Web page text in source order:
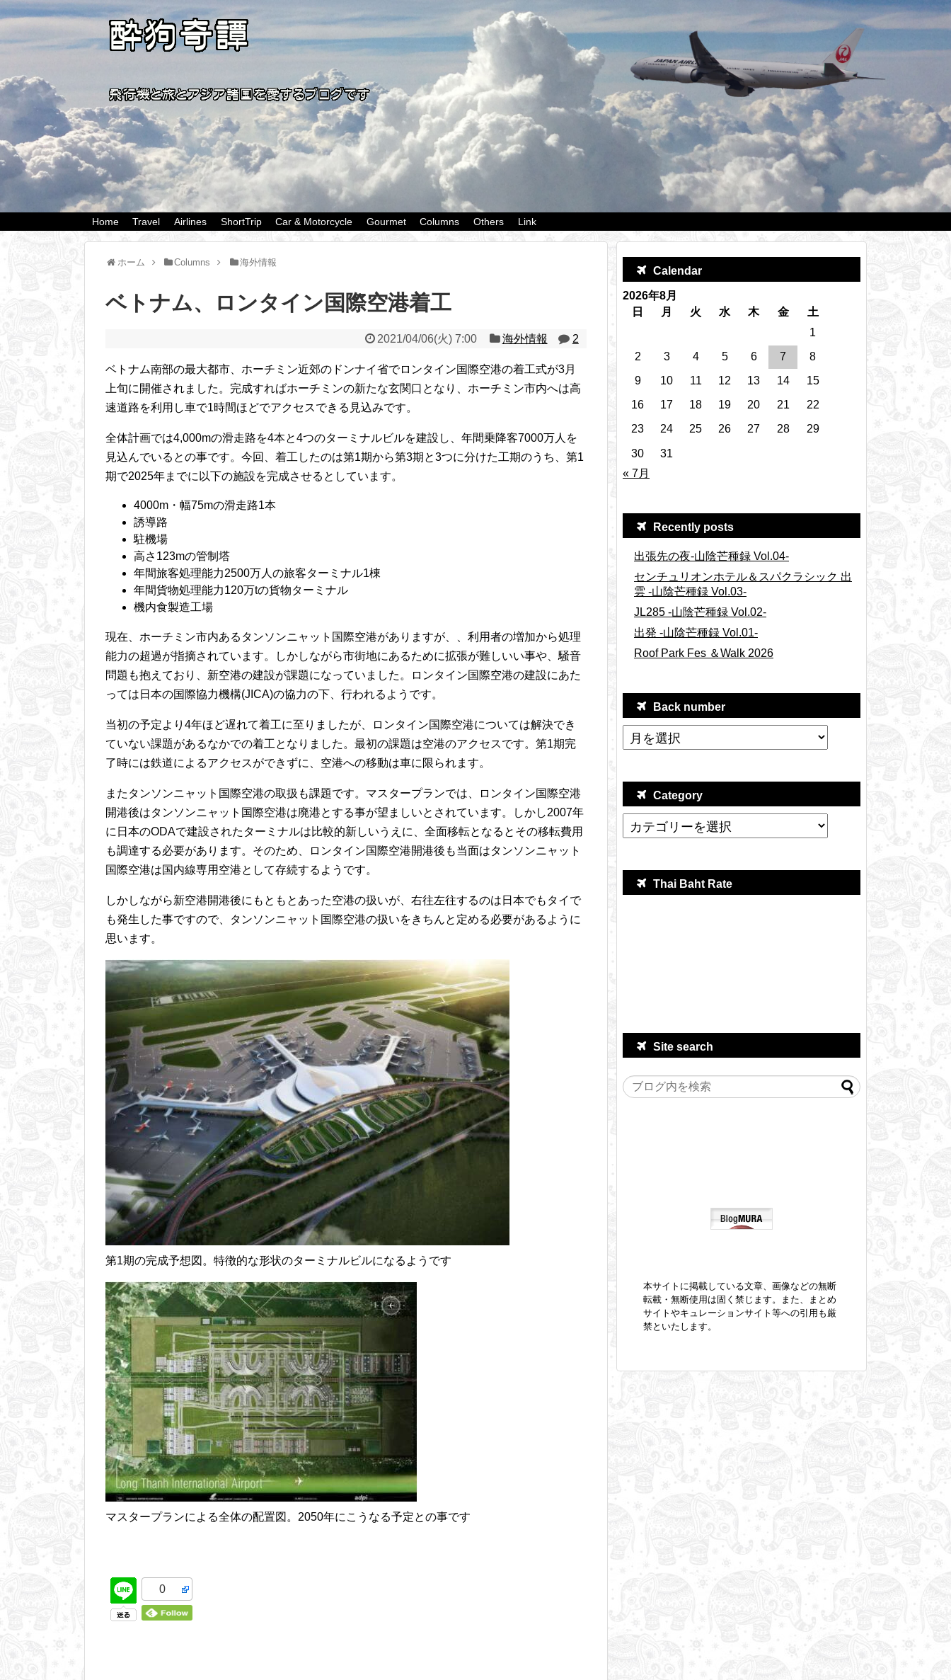
Home Travel Airlines ShortTrip Car & Motorcycle Gourmet Columns Others Link
ホーム Columns 海外情報
ベトナム、ロンタイン国際空港着工
2021/04/06(火) 7:00 海外情報 2
ベトナム南部の最大都市、ホーチミン近郊のドンナイ省でロンタイン国際空港の着工式が3月
上旬に開催されました。完成すればホーチミンの新たな玄関口となり、ホーチミン市内へは高
速道路を利用し車で1時間ほどでアクセスできる見込みです。
全体計画では4,000mの滑走路を4本と4つのターミナルビルを建設し、年間乗降客7000万人を
見込んでいるとの事です。今回、着工したのは第1期から第3期と3つに分けた工期のうち、第1
期で2025年までに以下の施設を完成させるとしています。
4000m・幅75mの滑走路1本
誘導路
駐機場
高さ123mの管制塔
年間旅客処理能力2500万人の旅客ターミナル1棟
年間貨物処理能力120万tの貨物ターミナル
機内食製造工場
現在、ホーチミン市内あるタンソンニャット国際空港がありますが、、利用者の増加から処理
能力の超過が指摘されています。しかしながら市街地にあるために拡張が難しいい事や、騒音
問題も抱えており、新空港の建設が課題になっていました。ロンタイン国際空港の建設にあた
っては日本の国際協力機構(JICA)の協力の下、行われるようです。
当初の予定より4年ほど遅れて着工に至りましたが、ロンタイン国際空港については解決でき
ていない課題があるなかでの着工となりました。最初の課題は空港のアクセスです。第1期完
了時には鉄道によるアクセスができずに、空港への移動は車に限られます。
またタンソンニャット国際空港の取扱も課題です。マスタープランでは、ロンタイン国際空港
開港後はタンソンニャット国際空港は廃港とする事が望ましいとされています。しかし2007年
に日本のODAで建設されたターミナルは比較的新しいうえに、全面移転となるとその移転費用
も調達する必要があります。そのため、ロンタイン国際空港開港後も当面はタンソンニャット
国際空港は国内線専用空港として存続するようです。
しかしながら新空港開港後にもともとあった空港の扱いが、右往左往するのは日本でもタイで
も発生した事ですので、タンソンニャット国際空港の扱いをきちんと定める必要があるように
思います。
第1期の完成予想図。特徴的な形状のターミナルビルになるようです
マスタープランによる全体の配置図。2050年にこうなる予定との事です
0
Calendar
2026年8月
日
月 火 水 木 金
土
1
2
3 4 5 6 7
8
9
10 11 12 13 14
15
16
17 18 19 20 21
22
23
24 25 26 27 28 29
30
31
« 7月
Recently posts
出張先の夜-山陰芒種録 Vol.04-
センチュリオンホテル＆スパクラシック 出
雲 -山陰芒種録 Vol.03-
JL285 -山陰芒種録 Vol.02-
出発 -山陰芒種録 Vol.01-
Roof Park Fes ＆Walk 2026
Back number
Category
Thai Baht Rate
Site search
本サイトに掲載している文章、画像などの無断
転載・無断使用は固く禁じます。また、まとめ
サイトやキュレーションサイト等への引用も厳
禁といたします。